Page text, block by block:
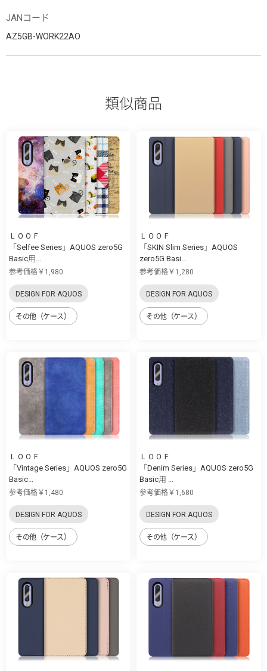
JANコード
AZ5GB-WORK22AO
類似商品
ＬＯＯＦ
「Selfee Series」AQUOS zero5G
Basic用...
参考価格￥1,980
DESIGN FOR AQUOS
その他（ケース）
ＬＯＯＦ
「SKIN Slim Series」AQUOS
zero5G Basi...
参考価格￥1,280
DESIGN FOR AQUOS
その他（ケース）
ＬＯＯＦ
「Vintage Series」AQUOS zero5G
Basic...
参考価格￥1,480
DESIGN FOR AQUOS
その他（ケース）
ＬＯＯＦ
「Denim Series」AQUOS zero5G
Basic用 ...
参考価格￥1,680
DESIGN FOR AQUOS
その他（ケース）